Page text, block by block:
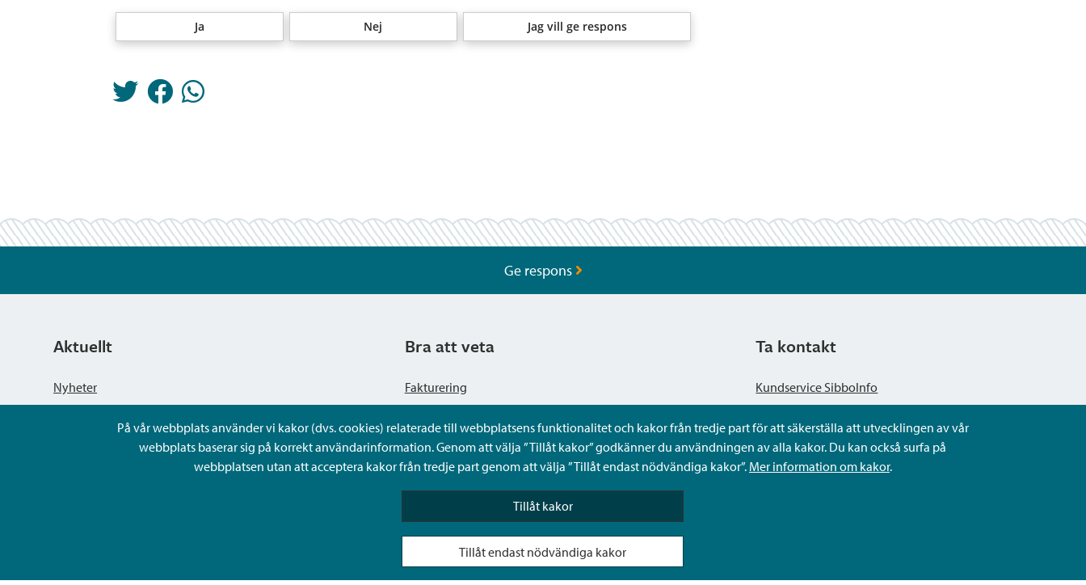
Ja Nej Jag vill ge respons
På vår webbplats använder vi kakor (dvs. cookies) relaterade till webbplatsens funktionalitet och kakor från tredje part för att säkerställa att utvecklingen av vår
webbplats baserar sig på korrekt användarinformation. Genom att välja ”Tillåt kakor” godkänner du användningen av alla kakor. Du kan också surfa på
webbplatsen utan att acceptera kakor från tredje part genom att välja ”Tillåt endast nödvändiga kakor”. Mer information om kakor.
Tillåt kakor
Tillåt endast nödvändiga kakor
Ge respons
Aktuellt
Nyheter
Kungörelser
Bra att veta
Fakturering
Dataskyddsbeskrivning
Tillgänglighetsutlåtande
Sköta ärenden för någon annan i Sibbos Mina tjänster
Ta kontakt
Kundservice SibboInfo
Ge anonym respons
Ställ en fråga eller sköta ditt ärende